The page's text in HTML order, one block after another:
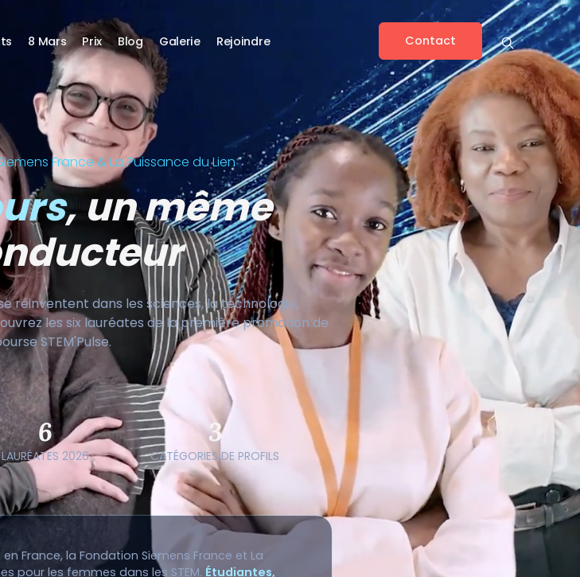
8 Mars Prix Blog Galerie Rejoindre Contact
France & La Puissance du Lien
, un même
réinventent dans les sciences, la technologie,
les six lauréates de la première promotion de
STEM'Pulse.
6
LAURÉATES 2026
3
CATÉGORIES DE PROFILS
France, la Fondation Siemens France et La
pour les femmes dans les STEM. Étudiantes,